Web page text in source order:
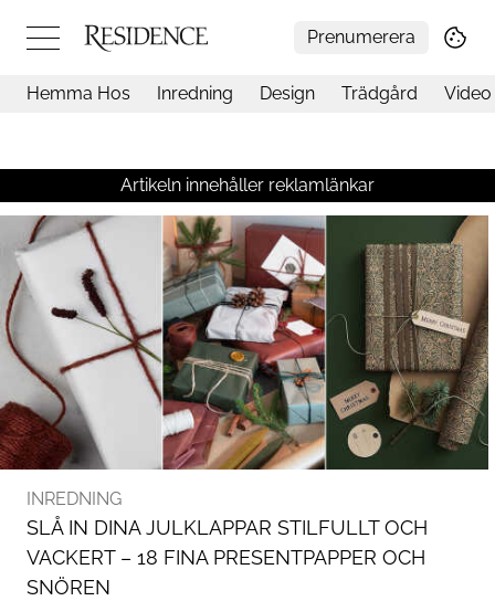
Prenumerera
Konst
Trädgård
Video
Inredning
Livsstil
Resor
Mat & Dryck
Influencers
Mer
Hemma Hos Inredning Design Trädgård Video
Artikeln innehåller reklamlänkar
INREDNING
SLÅ IN DINA JULKLAPPAR STILFULLT OCH
VACKERT – 18 FINA PRESENTPAPPER OCH
SNÖREN